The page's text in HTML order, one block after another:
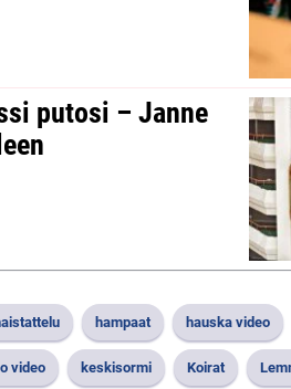
putosi – Janne
hampaat hauska video
video keskisormi Koirat